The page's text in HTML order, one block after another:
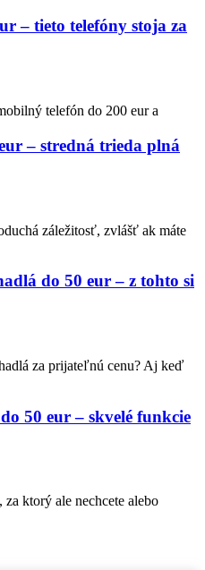
– tieto telefóny stoja za
telefón do 200 eur a
– stredná trieda plná
záležitosť, zvlášť ak máte
do 50 eur – z tohto si
za prijateľnú cenu? Aj keď
50 eur – skvelé funkcie
ktorý ale nechcete alebo